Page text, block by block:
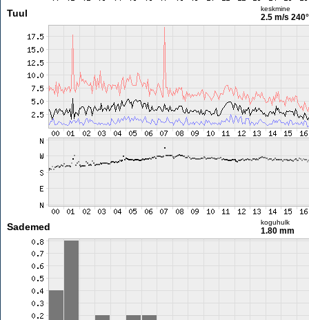
Tuul keskmine
2.5 m/s 240°
Sademed koguhulk
1.80 mm